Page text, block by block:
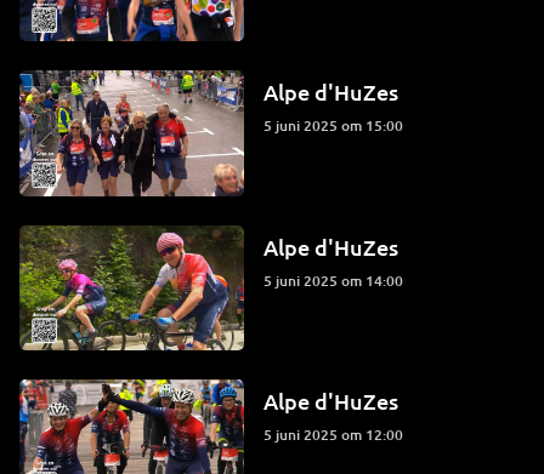
Alpe d'HuZes
5 juni 2025 om 15:00
Alpe d'HuZes
5 juni 2025 om 14:00
Alpe d'HuZes
5 juni 2025 om 12:00